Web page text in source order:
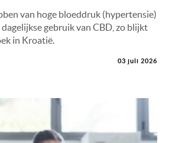
van hoge bloeddruk (hypertensie)
gebruik van CBD, zo blijkt
in Kroatië.
03 juli 2026